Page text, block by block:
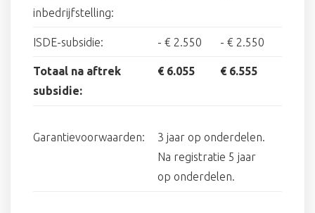
inbedrijfstelling:
ISDE-subsidie: - € 2.550 - € 2.550
Totaal na aftrek
subsidie:
€ 6.055 € 6.555
Garantievoorwaarden:
3 jaar op onderdelen.
Na registratie 5 jaar
op onderdelen.